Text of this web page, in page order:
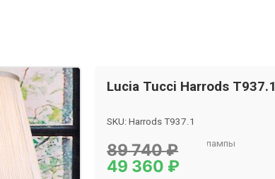
Lucia Tucci Harrods T937.1
SKU: Harrods T937.1
Category: Настольные лампы
89 740₽
49 360 ₽